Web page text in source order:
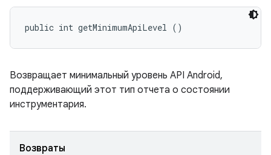
public int getMinimumApiLevel ()
Возвращает минимальный уровень API Android,
поддерживающий этот тип отчета о состоянии
инструментария.
Возвраты